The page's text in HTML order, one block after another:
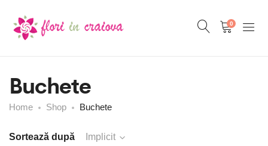
0
Buchete
Home Shop Buchete
Sortează după Implicit